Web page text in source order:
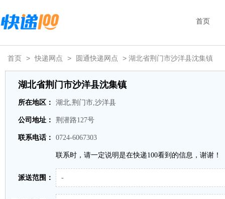
首页
首页 > 快递网点 > 圆通快递网点 > 湖北省荆门市沙洋县沈集镇
湖北省荆门市沙洋县沈集镇
所在地区： 湖北,荆门市,沙洋县
公司地址： 荆潜路127号
联系电话： 0724-6067303
联系时，请一定说明是在快递100看到的信息，谢谢！
派送范围： -